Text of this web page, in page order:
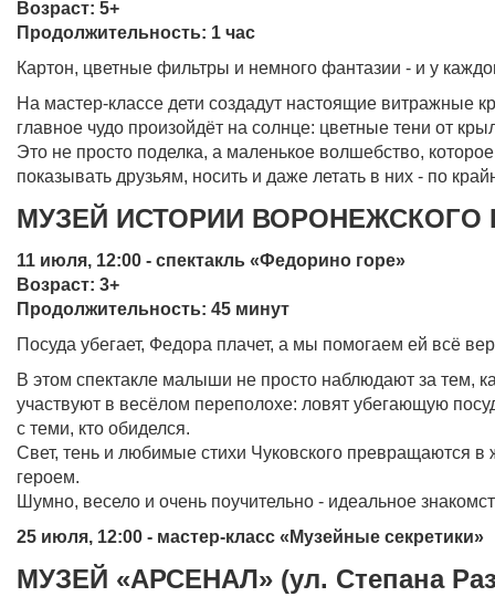
Возраст: 5+
Продолжительность: 1 час
Картон, цветные фильтры и немного фантазии - и у
На мастер-классе дети создадут настоящие витражные
главное чудо произойдёт на солнце: цветные тени от
Это не просто поделка, а маленькое волшебство,
показывать друзьям, носить и даже летать в них - по
МУЗЕЙ ИСТОРИИ ВОРОНЕЖСКОГО
11 июля, 12:00 - спектакль «Федорино горе»
Возраст: 3+
Продолжительность: 45 минут
Посуда убегает, Федора плачет, а мы помогаем ей всё
В этом спектакле малыши не просто наблюдают за тем,
участвуют в весёлом переполохе: ловят убегающую
с теми, кто обиделся.
Свет, тень и любимые стихи Чуковского превращаются в
героем.
Шумно, весело и очень поучительно - идеальное
25 июля, 12:00 - мастер-класс «Музейные секретики»
МУЗЕЙ «АРСЕНАЛ» (ул. Степана